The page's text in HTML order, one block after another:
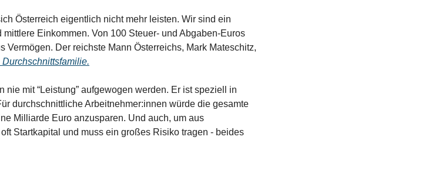
Österreich eigentlich nicht mehr leisten. Wir sind ein
Einkommen. Von 100 Steuer- und Abgaben-Euros
Vermögen. Der reichste Mann Österreichs, Mark Mateschitz,
mit “Leistung” aufgewogen werden. Er ist speziell in
durchschnittliche Arbeitnehmer:innen würde die gesamte
Milliarde Euro anzusparen. Und auch, um aus
Startkapital und muss ein großes Risiko tragen - beides